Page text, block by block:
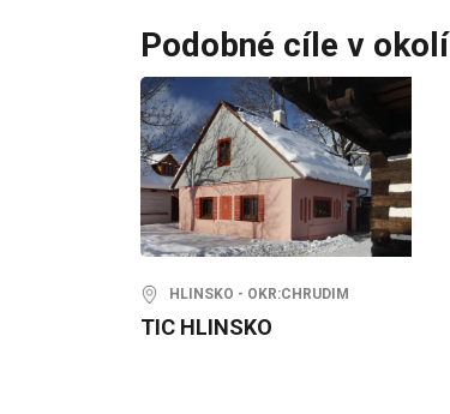
Podobné cíle v okolí
HLINSKO - OKR:CHRUDIM
TIC HLINSKO